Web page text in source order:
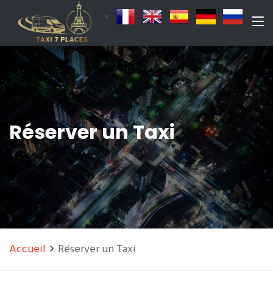
Réserver un Taxi
Accueil Réserver un Taxi